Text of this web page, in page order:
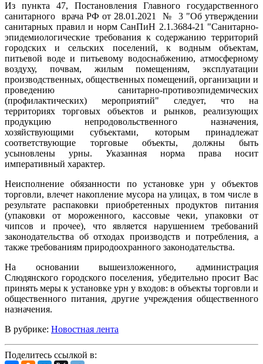
Из пункта 47, Постановления Главного государственного
санитарного врача РФ от 28.01.2021 № 3 "Об утверждении
санитарных правил и норм СанПиН 2.1.3684-21 "Санитарно-
эпидемиологические требования к содержанию территорий
городских и сельских поселений, к водным объектам,
питьевой воде и питьевому водоснабжению, атмосферному
воздуху, почвам, жилым помещениям, эксплуатации
производственных, общественных помещений, организации и
проведению санитарно-противоэпидемических
(профилактических) мероприятий" следует, что на
территориях торговых объектов и рынков, реализующих
продукцию непродовольственного назначения,
хозяйствующими субъектами, которым принадлежат
соответствующие торговые объекты, должны быть
усыновлены урны. Указанная норма права носит
императивный характер.
Неисполнение обязанности по установке урн у объектов
торговли, влечет накопление мусора на улицах, в том числе в
результате распаковки приобретенных продуктов питания
(упаковки от мороженного, кассовые чеки, упаковки от
чипсов и прочее), что является нарушением требований
законодательства об отходах производств и потребления, а
также требованиям природоохранного законодательства.
На основании вышеизложенного, администрация
Слюдянского городского поселения, убедительно просит Вас
принять меры к установке урн у входов: в объекты торговли и
общественного питания, другие учреждения общественного
назначения.
В рубрике: Новостная лента
Поделитесь ссылкой в: